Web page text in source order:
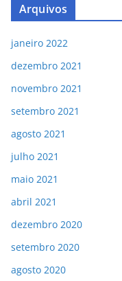
Arquivos
janeiro 2022
dezembro 2021
novembro 2021
setembro 2021
agosto 2021
julho 2021
maio 2021
abril 2021
dezembro 2020
setembro 2020
agosto 2020